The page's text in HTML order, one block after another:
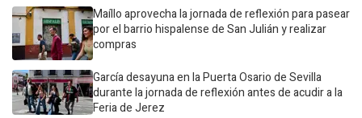
Maíllo aprovecha la jornada de reflexión para pasear
por el barrio hispalense de San Julián y realizar
compras
García desayuna en la Puerta Osario de Sevilla
durante la jornada de reflexión antes de acudir a la
Feria de Jerez